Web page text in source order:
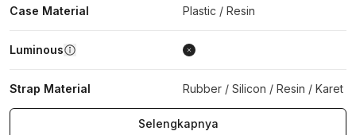
Case Material Plastic / Resin
Luminous
Strap Material Rubber / Silicon / Resin / Karet
Selengkapnya